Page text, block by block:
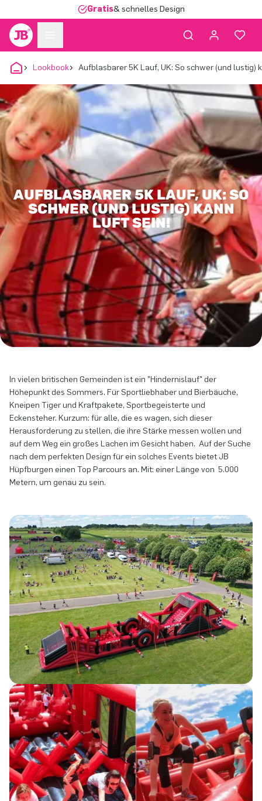
Gratis& schnelles Design
Lookbook Aufblasbarer 5K Lauf, UK: So schwer (und lustig)
AUFBLASBARER 5K LAUF, UK: SO
SCHWER (UND LUSTIG) KANN
LUFT SEIN!
In vielen britischen Gemeinden ist ein "Hindernislauf" der
Höhepunkt des Sommers. Für Sportliebhaber und Bierbäuche,
Kneipen Tiger und Kraftpakete, Sportbegeisterte und
Eckensteher. Kurzum: für alle, die es wagen, sich dieser
Herausforderung zu stellen, die ihre Stärke messen wollen und
auf dem Weg ein großes Lachen im Gesicht haben. Auf der Suche
nach dem perfekten Design für ein solches Events bietet JB
Hüpfburgen einen Top Parcours an. Mit: einer Länge von 5.000
Metern, um genau zu sein.